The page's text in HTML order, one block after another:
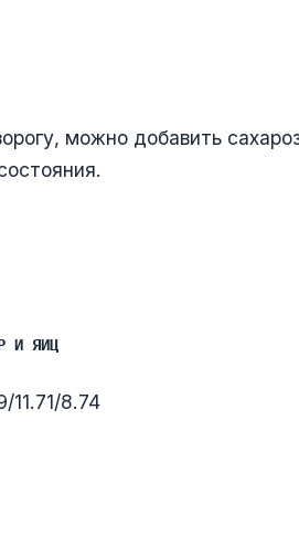
можно добавить
И ЯИЦ
8.74